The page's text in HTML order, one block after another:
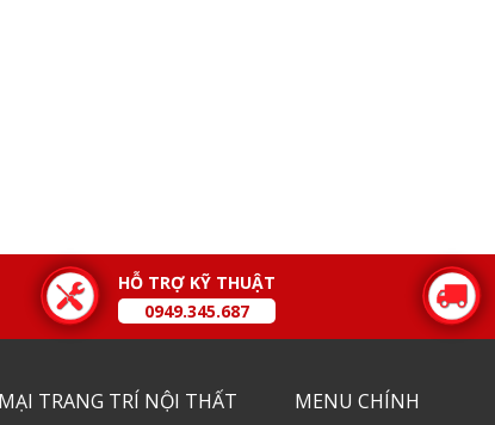
HỖ TRỢ KỸ THUẬT
0949.345.687
TRANG TRÍ NỘI THẤT
MENU CHÍNH